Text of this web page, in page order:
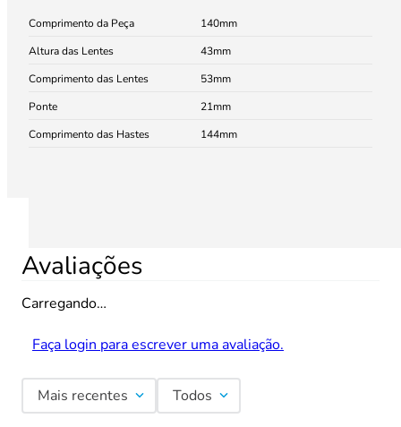
Comprimento da Peça
140
Altura das Lentes
43
Comprimento das Lentes
53
Ponte
21
Comprimento das Hastes
144
Avaliações
Carregando…
Faça login para escrever uma avaliação.
Mais recentes Todos